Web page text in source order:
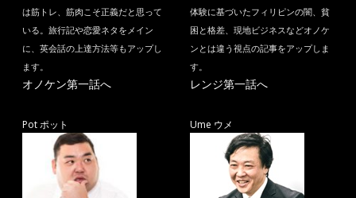
は筋トレ、筋肉こそ正義だと思って
いる。旅行記や恋愛ネタをメイン
に、英会話の上達方法等もアップし
ます。
オノケン第一話へ
体験に基づいたフィリピンの闇、貧
困と格差、現地ビジネスなどオノケ
ンとは違う視点の記事をアップしま
す。
レンジ第一話へ
Pot ポット Ume ウメ